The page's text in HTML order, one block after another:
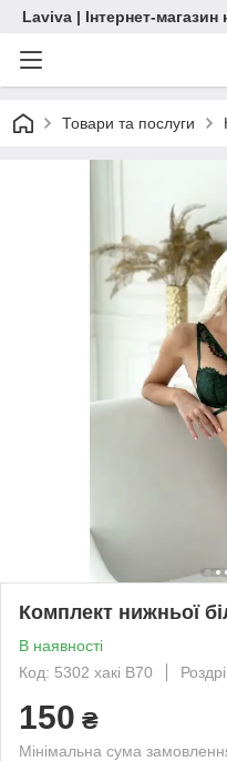
Laviva | Інтернет-магазин
Товари та послуги
Комплект нижньої
В наявності
Код: 5302 хакі В70
150 ₴
Мінімальна сума